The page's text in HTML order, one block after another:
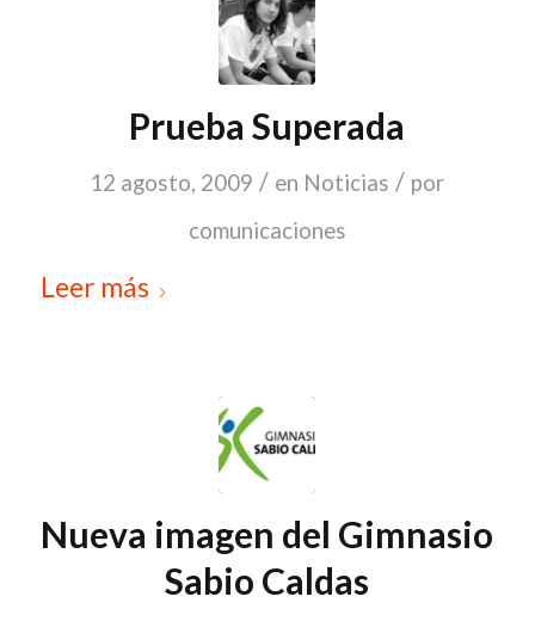
Prueba Superada
12 agosto, 2009 / en Noticias / por
comunicaciones
Leer más
Nueva imagen del Gimnasio
Sabio Caldas